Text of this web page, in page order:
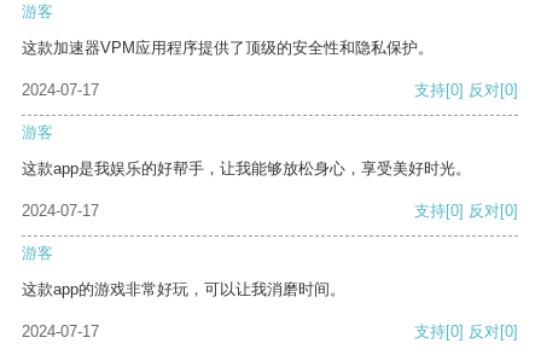
游客
这款加速器VPM应用程序提供了顶级的安全性和隐私保护。
2024-07-17 支持[0] 反对[0]
游客
这款app是我娱乐的好帮手，让我能够放松身心，享受美好时光。
2024-07-17 支持[0] 反对[0]
游客
这款app的游戏非常好玩，可以让我消磨时间。
2024-07-17 支持[0] 反对[0]